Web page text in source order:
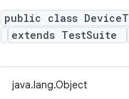
public class
extends TestSuite
java.lang.Object